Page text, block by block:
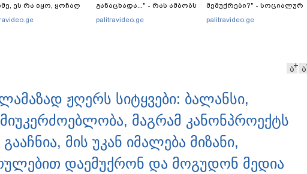
ეს რა იყო, ყოჩაღ
მძღოლს"
განაცხადა..." - რას ამბობს
ადვოკატი ტარიელ
palitravideo.ge
მემუქრები?" - სოციალურ
ქსელში სკანდალური
palitravideo.ge
ა ა
ჟღერს სიტყვები: ბალანსი,
მაგრამ კანონპროექტს
მის უკან იმალება მიზანი,
დაემუქრონ და მოგუდონ მედია